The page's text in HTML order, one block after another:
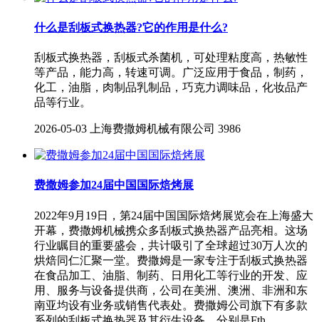
什么是刮板式换热器?它的作用是什么?
刮板式换热器，刮板式杀菌机，可处理粘度高，热敏性
等产品，能力高，转速可调。广泛应用于食品，制药，
化工，油脂，肉制品乳制品，巧克力调味品，化妆品产
品等行业。
2026-05-03 上海费撒姆机械有限公司 3986
费撒姆参加24届中国国际焙烤展
2022年9月19日，第24届中国国际焙烤展览会在上海盛大
开幕，费撒姆机械携众多刮板式换热器产品亮相。这场
行业瞩目的重要盛会，共计吸引了全球超过30万人次的
烘焙同仁汇聚一堂。费撒姆是一家专注于刮板式换热器
在食品加工、油脂、制药、日用化工等行业的开发、应
用、服务与设备提供商，公司在美洲、澳洲、非洲和东
南亚均设有业务或销售代表处。费撒姆公司旗下有多款